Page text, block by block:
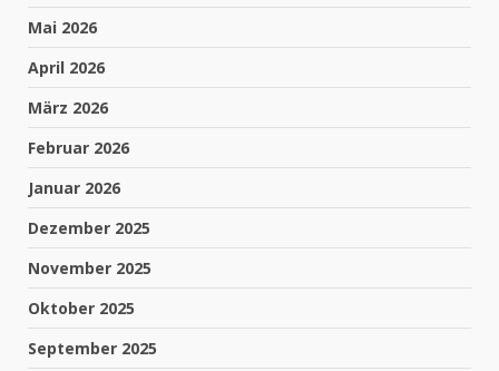
Mai 2026
April 2026
März 2026
Februar 2026
Januar 2026
Dezember 2025
November 2025
Oktober 2025
September 2025